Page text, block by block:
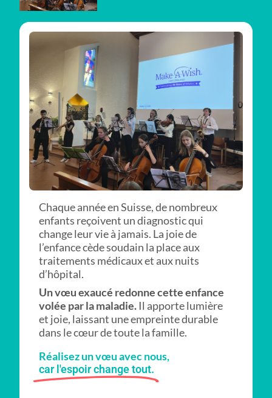
Chaque année en Suisse, de nombreux
enfants reçoivent un diagnostic qui
change leur vie à jamais. La joie de
l’enfance cède soudain la place aux
traitements médicaux et aux nuits
d’hôpital.
Un vœu exaucé redonne cette enfance
volée par la maladie. Il apporte lumière
et joie, laissant une empreinte durable
dans le cœur de toute la famille.
Réalisez un vœu avec nous,
car l'espoir change tout.